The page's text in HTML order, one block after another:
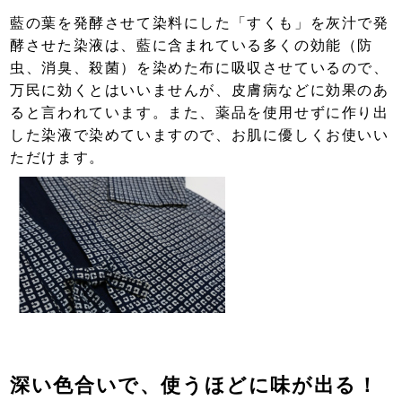
藍の葉を発酵させて染料にした「すくも」を灰汁で発
酵させた染液は、藍に含まれている多くの効能（防
虫、消臭、殺菌）を染めた布に吸収させているので、
万民に効くとはいいませんが、皮膚病などに効果のあ
ると言われています。また、薬品を使用せずに作り出
した染液で染めていますので、お肌に優しくお使いい
ただけます。
深い色合いで、使うほどに味が出る！